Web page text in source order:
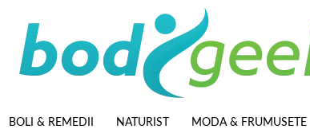
BOLI & REMEDII NATURIST MODA & FRUMUSETE